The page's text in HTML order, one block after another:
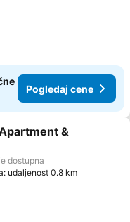
Pogledaj cene
u favorite
&
dostupna
udaljenost 0.8 km